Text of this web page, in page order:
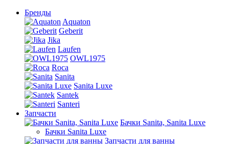
Бренды
Aquaton
Geberit
Jika
Laufen
OWL1975
Roca
Sanita
Sanita Luxe
Santek
Santeri
Запчасти
Бачки Sanita, Sanita Luxe
Бачки Sanita Luxe
Запчасти для ванны